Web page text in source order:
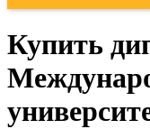
Купить